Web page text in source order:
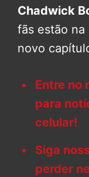
Chadwick
fãs estão na
novo
Entre no
para
celular!
Siga
perder